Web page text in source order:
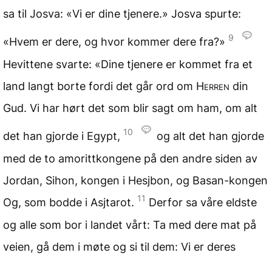
sa til Josva: «Vi er dine tjenere.» Josva spurte:
«Hvem er dere, og hvor kommer dere fra?» 9
Hevittene svarte: «Dine tjenere er kommet fra et
land langt borte fordi det går ord om Herren din
Gud. Vi har hørt det som blir sagt om ham, om alt
det han gjorde i Egypt, 10
og alt det han gjorde
med de to amorittkongene på den andre siden av
Jordan, Sihon, kongen i Hesjbon, og Basan-kongen
Og, som bodde i Asjtarot. 11 Derfor sa våre eldste
og alle som bor i landet vårt: Ta med dere mat på
veien, gå dem i møte og si til dem: Vi er deres